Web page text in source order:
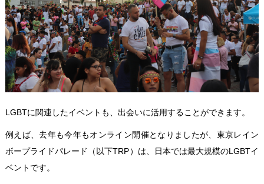
LGBTに関連したイベントも、出会いに活用することができます。
例えば、去年も今年もオンライン開催となりましたが、東京レイン
ボープライドパレード（以下TRP）は、日本では最大規模のLGBTイ
ベントです。